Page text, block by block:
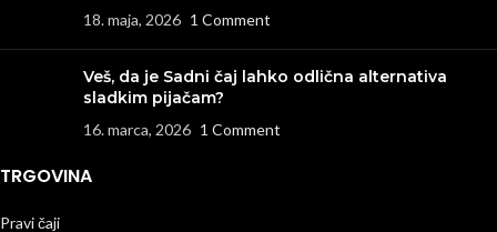
18. maja, 2026 1 Comment
Veš, da je Sadni čaj lahko odlična alternativa
sladkim pijačam?
16. marca, 2026 1 Comment
TRGOVINA
Pravi čaji